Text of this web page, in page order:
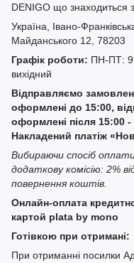
DENIGO що знаходиться
Україна, Івано-
Майданського 12, 78203
Графік роботи: ПН-ПТ:
вихідний
Відправляємо
оформлені до 15:00,
оформлені після 15:00
Накладений платіж
Вибираючи спосіб
додаткову комісію: 2%
повернення коштів.
Онлайн-оплата
картой plata by mono
Готівкою при отримані:
При отриманні посилки